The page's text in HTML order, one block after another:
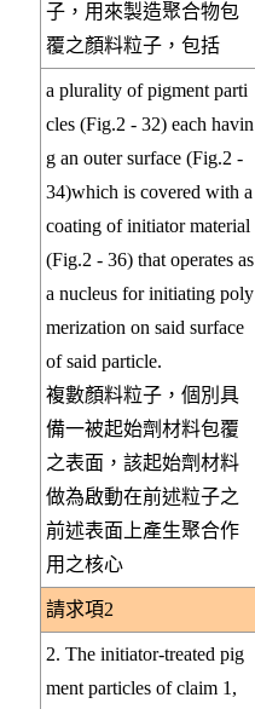
子，用來製造聚合物包
覆之顏料粒子，包括
a plurality of pigment parti
cles (Fig.2 - 32) each havin
g an outer surface (Fig.2 -
34)which is covered with a
coating of initiator material
(Fig.2 - 36) that operates as
a nucleus for initiating poly
merization on said surface
of said particle.
複數顏料粒子，個別具
備一被起始劑材料包覆
之表面，該起始劑材料
做為啟動在前述粒子之
前述表面上產生聚合作
用之核心
請求項2
2. The initiator-treated pig
ment particles of claim 1,